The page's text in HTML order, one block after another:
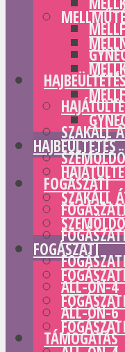
SZAKÁLL
FOGÁSZATI
ALL-ON-4
ALL-ON-6
TÁMOGATÁS
HAJBEÜLTETÉS
SZAKÁLL
FOGÁSZATI